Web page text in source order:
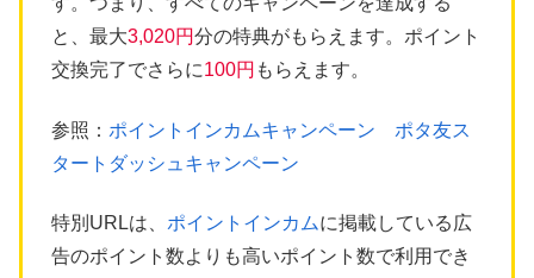
と、最大3,020円分の特典がもらえます。ポイント
交換完了でさらに100円 もらえます。
参照： ポイントインカムキャンペーン ポタ友ス
タートダッシュキャンペーン
特別URLは、 ポイントインカムに掲載している広
告のポイント数よりも高いポイント数で利用でき